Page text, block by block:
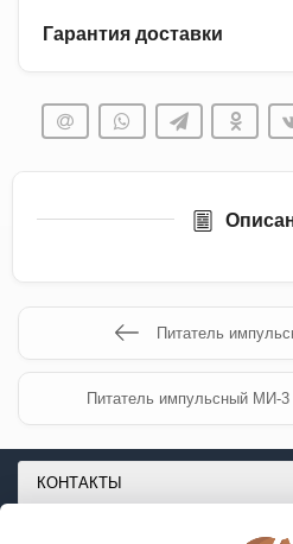
Гарантия доставки
Питатель
Питатель импульсный МИ-
КОНТАКТЫ